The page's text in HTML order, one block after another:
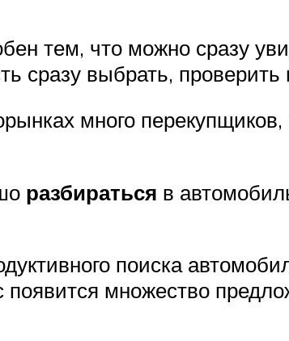
тем, что можно сразу
сразу выбрать,
много
разбираться в
поиска
появится множество